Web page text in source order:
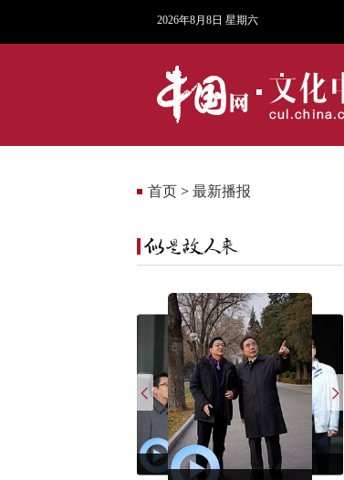
2026年8月8日 星期六
首页 > 最新播报